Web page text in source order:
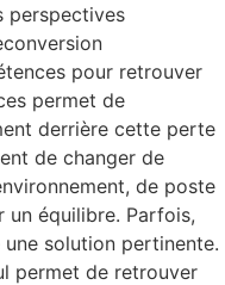
perspectives
pour retrouver
permet de
derrière cette perte
de changer de
de poste
un équilibre. Parfois,
solution pertinente.
permet de retrouver